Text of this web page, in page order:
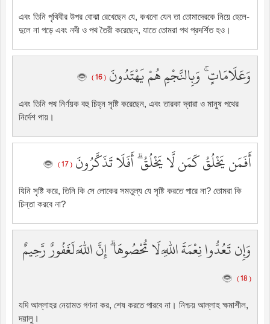
এবং তিনি পৃথিবীর উপর বোঝা রেখেছেন যে, কখনো যেন তা তোমাদেরকে নিয়ে হেলে-
দুলে না পড়ে এবং নদী ও পথ তৈরী করেছেন, যাতে তোমরা পথ প্রদর্শিত হও।
وَعَلَامَاتٍ ۚ وَبِالنَّجْمِ هُمْ يَهْتَدُونَ ( 16 )
এবং তিনি পথ নির্ণয়ক বহু চিহ্ন সৃষ্টি করেছেন, এবং তারকা দ্বারা ও মানুষ পথের
নির্দেশ পায়।
أَفَمَن يَخْلُقُ كَمَن لَّا يَخْلُقُ ۗ أَفَلَا تَذَكَّرُونَ ( 17 )
যিনি সৃষ্টি করে, তিনি কি সে লোকের সমতুল্য যে সৃষ্টি করতে পারে না? তোমরা কি
চিন্তা করবে না?
وَإِن تَعُدُّوا نِعْمَةَ اللَّهِ لَا تُحْصُوهَا ۗ إِنَّ اللَّهَ لَغَفُورٌ رَّحِيمٌ
( 18 )
যদি আল্লাহর নেয়ামত গণনা কর, শেষ করতে পারবে না। নিশ্চয় আল্লাহ ক্ষমাশীল,
দয়ালু।